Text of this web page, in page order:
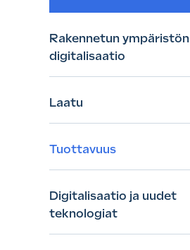
Rakennetun ympäristön
digitalisaatio
Laatu
Tuottavuus
Digitalisaatio ja uudet
teknologiat